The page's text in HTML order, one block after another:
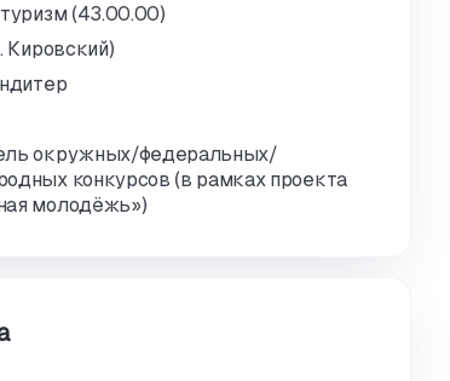
(43.00.00)
Кировский)
окружных/федеральных/
конкурсов (в рамках проекта
молодёжь»)